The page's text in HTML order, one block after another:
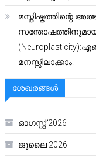
മസ്തിഷ്കത്തിന്റെ
മനസ്സിലാക്കാം.
ശേഖരങ്ങൾ
ഓഗസ്റ്റ്‌ 2026
ജൂലൈ 2026